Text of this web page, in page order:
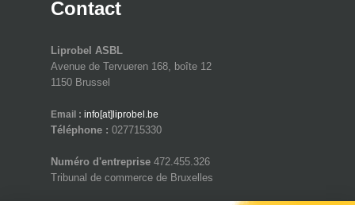
Contact
Liprobel ASBL
Avenue de Tervueren 168, boîte 12
1150 Brussel
Email : info[at]liprobel.be
Téléphone : 027715330
Numéro d'entreprise 472.455.326
Tribunal de commerce de Bruxelles